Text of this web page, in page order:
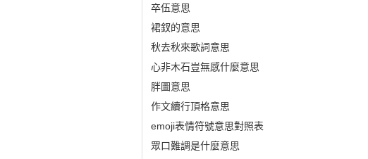
卒伍意思
裙釵的意思
秋去秋來歌詞意思
心非木石豈無感什麼意思
胖圖意思
作文續行頂格意思
emoji表情符號意思對照表
眾口難調是什麼意思